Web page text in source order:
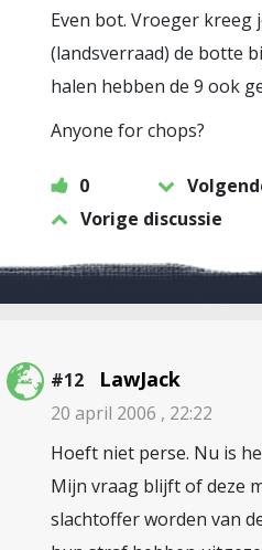
Even bot. Vroeger kreeg
(landsverraad) de botte
halen hebben de 9 ook
Anyone for chops?
0
Vorige discussie
#12 LawJack
20 april 2006 , 22:22
Hoeft niet perse. Nu is
Mijn vraag blijft of deze
slachtoffer worden van